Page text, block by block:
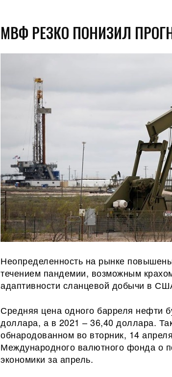
МВФ РЕЗКО ПОНИЗИЛ
Неопределенность на рынке
течением пандемии, возможным
адаптивности сланцевой добычи в
Средняя цена одного барреля нефти
доллара, а в 2021 – 36,40 доллара.
обнародованном во вторник, 14
Международного валютного фонда о
экономики за апрель.